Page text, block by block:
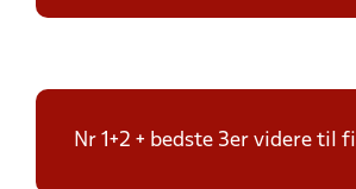
Nr 1+2 + bedste 3er videre til